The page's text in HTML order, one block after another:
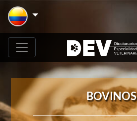
BOVINOS